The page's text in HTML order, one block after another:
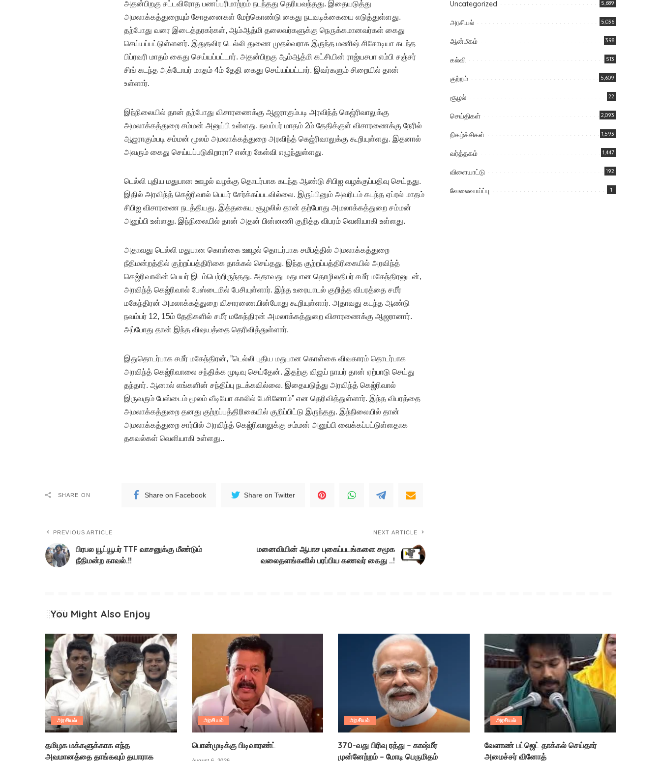
அதன்பிறகு சட்டவிரோத பணப்பரிமாற்றம் நடந்தது தெரியவந்தது. இதையடுத்து
அமலாக்கத்துறையும் சோதனைகள் மேற்கொண்டு கைது நடவடிக்கையை எடுத்துள்ளது.
தற்போது வரை இடைத்தரகர்கள், ஆம்ஆத்மி தலைவர்களுக்கு நெருக்கமானவர்கள் கைது
செய்யப்பட்டுள்ளனர். இதுதவிர டெல்லி துணை முதல்வராக இருந்த மணிஷ் சிசோடியா கடந்த
பிப்ரவரி மாதம் கைது செய்யப்பட்டார். அதன்பிறகு ஆம்ஆத்மி கட்சியின் ராஜ்யசபா எம்பி சஞ்சர்
சிங் கடந்த அக்டோபர் மாதம் 4ம் தேதி கைது செய்யப்பட்டார். இவர்களும் சிறையில் தான்
உள்ளார்.
இந்நிலையில் தான் தற்போது விசாரணைக்கு ஆஜராகும்படி அரவிந்த் கெஜ்ரிவாலுக்கு
அமலாக்கத்துறை சம்மன் அனுப்பி உள்ளது. நவம்பர் மாதம் 2ம் தேதிக்குள் விசாரணைக்கு நேரில்
ஆஜராகும்படி சம்மன் மூலம் அமலாக்கத்துறை அரவிந்த் கெஜ்ரிவாலுக்கு கூறியுள்ளது. இதனால்
அவரும் கைது செய்யப்படுகிறாரா? என்ற கேள்வி எழுந்துள்ளது.
டெல்லி புதிய மதுபான ஊழல் வழக்கு தொடர்பாக கடந்த ஆண்டு சிபிஐ வழக்குப்பதிவு செய்தது.
இதில் அரவிந்த் கெஜ்ரிவால் பெயர் சேர்க்கப்படவில்லை. இருப்பினும் அவரிடம் கடந்த ஏப்ரல் மாதம்
சிபிஐ விசாரணை நடத்தியது. இத்தகைய சூழலில் தான் தற்போது அமலாக்கத்துறை சம்மன்
அனுப்பி உள்ளது. இந்நிலையில் தான் அதன் பின்னணி குறித்த விபரம் வெளியாகி உள்ளது.
அதாவது டெல்லி மதுபான கொள்கை ஊழல் தொடர்பாக சமீபத்தில் அமலாக்கத்துறை
நீதிமன்றத்தில் குற்றப்பத்திரிகை தாக்கல் செய்தது. இந்த குற்றப்பத்திரிகையில் அரவிந்த்
கெஜ்ரிவாலின் பெயர் இடம்பெற்றிருந்தது. அதாவது மதுபான தொழிலதிபர் சமீர் மகேந்திரனுடன்,
அரவிந்த் கெஜ்ரிவால் பேஸ்டைமில் பேசியுள்ளார். இந்த உரையாடல் குறித்த விபரத்தை சமீர்
மகேந்திரன் அமலாக்கத்துறை விசாரணையின்போது கூறியுள்ளார். அதாவது கடந்த ஆண்டு
நவம்பர் 12, 15ம் தேதிகளில் சமீர் மகேந்திரன் அமலாக்கத்துறை விசாரணைக்கு ஆஜரானார்.
அப்போது தான் இந்த விஷயத்தை தெரிவித்துள்ளார்.
இதுதொடர்பாக சமீர் மகேந்திரன், ”டெல்லி புதிய மதுபான கொள்கை விவகாரம் தொடர்பாக
அரவிந்த் கெஜ்ரிவாலை சந்திக்க முடிவு செய்தேன். இதற்கு விஜய் நாயர் தான் ஏற்பாடு செய்து
தந்தார். ஆனால் எங்களின் சந்திப்பு நடக்கவில்லை. இதையடுத்து அரவிந்த் கெஜ்ரிவால்
இருவரும் பேஸ்டைம் மூலம் வீடியோ காலில் பேசினோம்” என தெரிவித்துள்ளார். இந்த விபரத்தை
அமலாக்கத்துறை தனது குற்றப்பத்திரிகையில் குறிப்பிட்டு இருந்தது. இந்நிலையில் தான்
அமலாக்கத்துறை சார்பில் அரவிந்த் கெஜ்ரிவாலுக்கு சம்மன் அனுப்பி வைக்கப்பட்டுள்ளதாக
தகவல்கள் வெளியாகி உள்ளது..
SHARE ON Share on Facebook Share on Twitter
PREVIOUS ARTICLE
பிரபல யூட்யூபர் TTF வாசனுக்கு மீண்டும்
நீதிமன்ற காவல்.!!
NEXT ARTICLE
மனைவியின் ஆபாச புகைப்படங்களை சமூக
வலைதளங்களில் பரப்பிய கணவர் கைது ..!
Uncategorized 5,689
அரசியல் 5,036
ஆன்மீகம் 398
கல்வி 513
குற்றம் 5,609
சூழல் 22
செய்திகள் 2,093
நிகழ்ச்சிகள் 1,593
வர்த்தகம் 1,447
விளையாட்டு 192
வேலைவாய்ப்பு 1
You Might Also Enjoy
அரசியல்
தமிழக மக்களுக்காக எந்த
அவமானத்தை தாங்கவும் தயாராக
அரசியல்
பொன்முடிக்கு பிடிவாரண்ட்
அரசியல்
370-வது பிரிவு ரத்து – காஷ்மீர்
முன்னேற்றம் – மோடி பெருமிதம்
அரசியல்
வேளாண் பட்ஜெட் தாக்கல் செய்தார்
அமைச்சர் வினோத்